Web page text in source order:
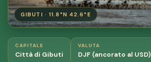
GIBUTI · 11.8°N 42.6°E
CAPITALE
Città di Gibuti
VALUTA
DJF (ancorato al USD)